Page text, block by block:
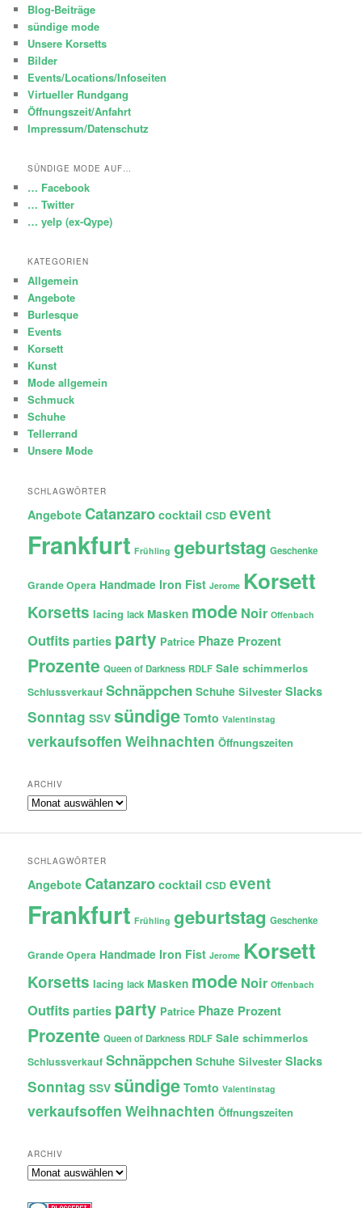
Blog-Beiträge
sündige mode
Unsere Korsetts
Bilder
Events/Locations/Infoseiten
Virtueller Rundgang
Öffnungszeit/Anfahrt
Impressum/Datenschutz
SÜNDIGE MODE AUF…
… Facebook
… Twitter
… yelp (ex-Qype)
KATEGORIEN
Allgemein
Angebote
Burlesque
Events
Korsett
Kunst
Mode allgemein
Schmuck
Schuhe
Tellerrand
Unsere Mode
SCHLAGWÖRTER
Angebote Catanzaro cocktail CSD event
Frankfurt Frühling geburtstag Geschenke
Grande Opera Handmade Iron Fist Jerome Korsett
Korsetts lacing lack Masken mode Noir Offenbach
Outfits parties party Patrice Phaze Prozent
Prozente Queen of Darkness RDLF Sale schimmerlos
Schlussverkauf Schnäppchen Schuhe Silvester Slacks
Sonntag SSV sündige Tomto Valentinstag
verkaufsoffen Weihnachten Öffnungszeiten
ARCHIV
Archiv
SCHLAGWÖRTER
Angebote Catanzaro cocktail CSD event
Frankfurt Frühling geburtstag Geschenke
Grande Opera Handmade Iron Fist Jerome Korsett
Korsetts lacing lack Masken mode Noir Offenbach
Outfits parties party Patrice Phaze Prozent
Prozente Queen of Darkness RDLF Sale schimmerlos
Schlussverkauf Schnäppchen Schuhe Silvester Slacks
Sonntag SSV sündige Tomto Valentinstag
verkaufsoffen Weihnachten Öffnungszeiten
ARCHIV
Archiv